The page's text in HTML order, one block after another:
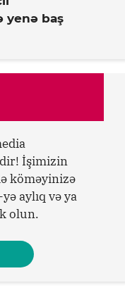
yenə baş
İşimizin
köməyinizə
aylıq və ya
olun.